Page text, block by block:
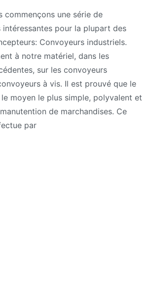
commençons une série de
pour la plupart des
Convoyeurs industriels.
à notre matériel, dans les
sur les convoyeurs
à vis. Il est prouvé que le
moyen le plus simple, polyvalent et
de marchandises. Ce
par